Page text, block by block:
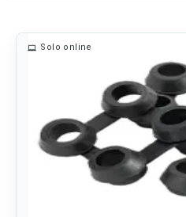
Solo online